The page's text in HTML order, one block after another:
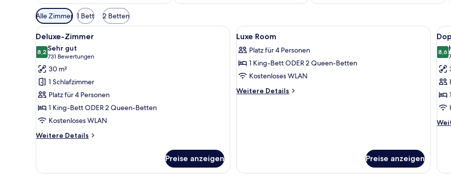
Verfügbare
Filter
für
Zimmer
Alle Zimmer 1 Bett 2 Betten
Alle
Fotos
für
Deluxe-
Zimmer
anzeigen
Ein Hotelzimmer mit einem großen Bett, zwei Nachttischen mit Lampen, einem Schreibtisch mit Stuhl,
5
Deluxe-Zimmer
8,28,2 von 10
Sehr gut
731 Bewertungen
(731
Bewertungen)
30 m²
1 Schlafzimmer
Platz für 4 Personen
1 King-Bett ODER 2 Queen-Betten
Kostenloses WLAN
Weitere Details
Weitere
Zimmer
Preise anzeigen
Alle
Fotos
für
Luxe
Room
anzeigen
Ein Hotelzimmer mit einem großen
3
Luxe Room
Platz für 4 Personen
1 King-Bett ODER 2 Queen-Betten
Kostenloses WLAN
Weitere Details
Weitere
Preise anzeigen
Alle
für
zur
6
8,6